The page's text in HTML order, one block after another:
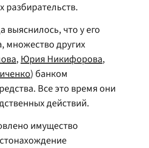
разбирательств.
выяснилось, что у его
множество других
,Юрия Никифорова,
) банком
Все это время они
действий.
имущество